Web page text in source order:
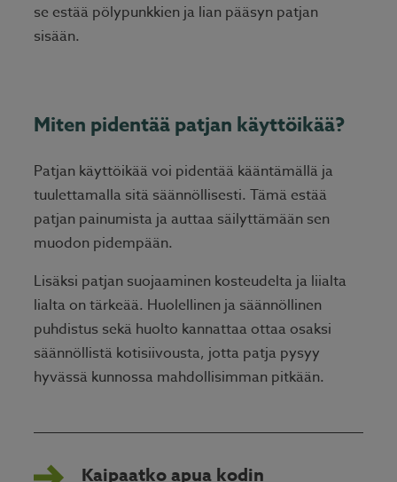
se estää pölypunkkien ja lian pääsyn patjan
sisään.
Miten pidentää patjan käyttöikää?
Patjan käyttöikää voi pidentää kääntämällä ja
tuulettamalla sitä säännöllisesti. Tämä estää
patjan painumista ja auttaa säilyttämään sen
muodon pidempään.
Lisäksi patjan suojaaminen kosteudelta ja liialta
lialta on tärkeää. Huolellinen ja säännöllinen
puhdistus sekä huolto kannattaa ottaa osaksi
säännöllistä kotisiivousta, jotta patja pysyy
hyvässä kunnossa mahdollisimman pitkään.
Kaipaatko apua kodin